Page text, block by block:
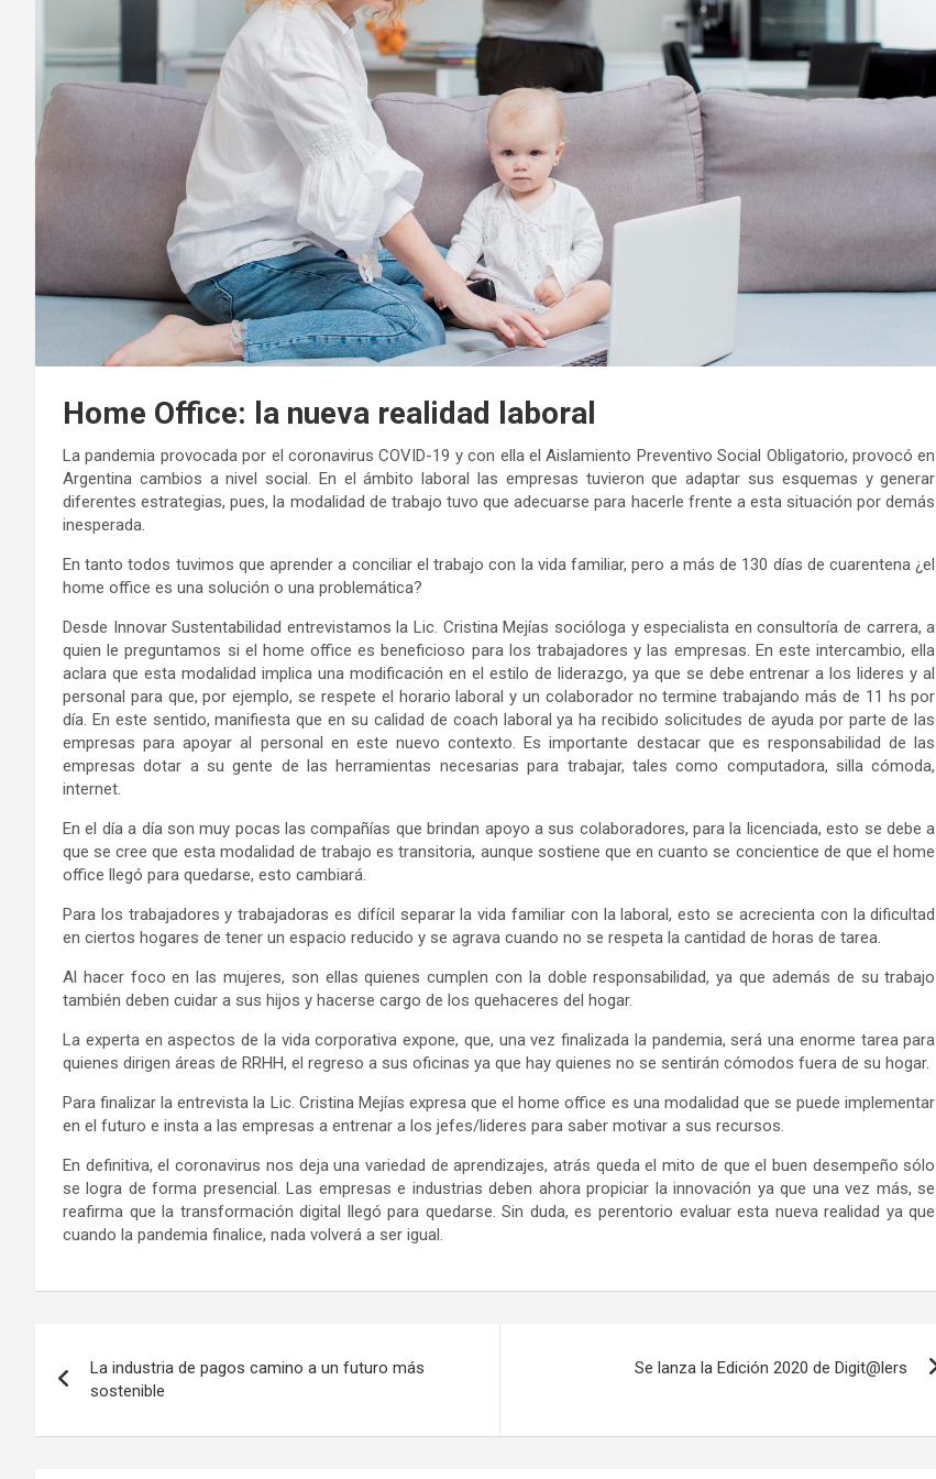
Home Office: la nueva realidad laboral
La pandemia provocada por el coronavirus COVID-19 y con ella el Aislamiento Preventivo Social Obligatorio, provocó en
Argentina cambios a nivel social. En el ámbito laboral las empresas tuvieron que adaptar sus esquemas y generar
diferentes estrategias, pues, la modalidad de trabajo tuvo que adecuarse para hacerle frente a esta situación por demás
inesperada.
En tanto todos tuvimos que aprender a conciliar el trabajo con la vida familiar, pero a más de 130 días de cuarentena ¿el
home office es una solución o una problemática?
Desde Innovar Sustentabilidad entrevistamos la Lic. Cristina Mejías socióloga y especialista en consultoría de carrera, a
quien le preguntamos si el home office es beneficioso para los trabajadores y las empresas. En este intercambio, ella
aclara que esta modalidad implica una modificación en el estilo de liderazgo, ya que se debe entrenar a los lideres y al
personal para que, por ejemplo, se respete el horario laboral y un colaborador no termine trabajando más de 11 hs por
día. En este sentido, manifiesta que en su calidad de coach laboral ya ha recibido solicitudes de ayuda por parte de las
empresas para apoyar al personal en este nuevo contexto. Es importante destacar que es responsabilidad de las
empresas dotar a su gente de las herramientas necesarias para trabajar, tales como computadora, silla cómoda,
internet.
En el día a día son muy pocas las compañías que brindan apoyo a sus colaboradores, para la licenciada, esto se debe a
que se cree que esta modalidad de trabajo es transitoria, aunque sostiene que en cuanto se concientice de que el home
office llegó para quedarse, esto cambiará.
Para los trabajadores y trabajadoras es difícil separar la vida familiar con la laboral, esto se acrecienta con la dificultad
en ciertos hogares de tener un espacio reducido y se agrava cuando no se respeta la cantidad de horas de tarea.
Al hacer foco en las mujeres, son ellas quienes cumplen con la doble responsabilidad, ya que además de su trabajo
también deben cuidar a sus hijos y hacerse cargo de los quehaceres del hogar.
La experta en aspectos de la vida corporativa expone, que, una vez finalizada la pandemia, será una enorme tarea para
quienes dirigen áreas de RRHH, el regreso a sus oficinas ya que hay quienes no se sentirán cómodos fuera de su hogar.
Para finalizar la entrevista la Lic. Cristina Mejías expresa que el home office es una modalidad que se puede implementar
en el futuro e insta a las empresas a entrenar a los jefes/lideres para saber motivar a sus recursos.
En definitiva, el coronavirus nos deja una variedad de aprendizajes, atrás queda el mito de que el buen desempeño sólo
se logra de forma presencial. Las empresas e industrias deben ahora propiciar la innovación ya que una vez más, se
reafirma que la transformación digital llegó para quedarse. Sin duda, es perentorio evaluar esta nueva realidad ya que
cuando la pandemia finalice, nada volverá a ser igual.
de
entradas
La industria de pagos camino a un futuro más
sostenible
Se lanza la Edición 2020 de Digit@lers